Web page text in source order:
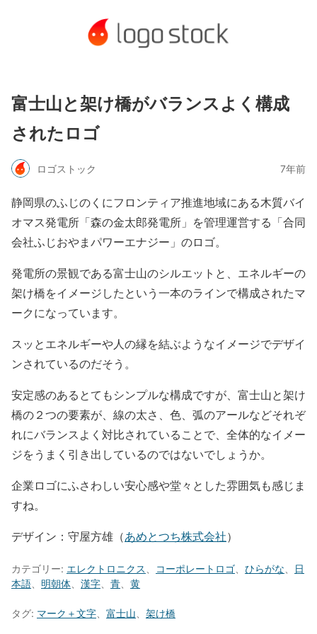
富士山と架け橋がバランスよく構成
されたロゴ
ロゴストック 7年前
静岡県のふじのくにフロンティア推進地域にある木質バイ
オマス発電所「森の金太郎発電所」を管理運営する「合同
会社ふじおやまパワーエナジー」のロゴ。
発電所の景観である富士山のシルエットと、エネルギーの
架け橋をイメージしたという一本のラインで構成されたマ
ークになっています。
スッとエネルギーや人の縁を結ぶようなイメージでデザイ
ンされているのだそう。
安定感のあるとてもシンプルな構成ですが、富士山と架け
橋の２つの要素が、線の太さ、色、弧のアールなどそれぞ
れにバランスよく対比されていることで、全体的なイメー
ジをうまく引き出しているのではないでしょうか。
企業ロゴにふさわしい安心感や堂々とした雰囲気も感じま
すね。
デザイン：守屋方雄（あめとつち株式会社）
カテゴリー: エレクトロニクス コーポレートロゴ ひらがな
日
本語
明朝体 漢字 青 黄
タグ: マーク＋文字 富士山 架け橋